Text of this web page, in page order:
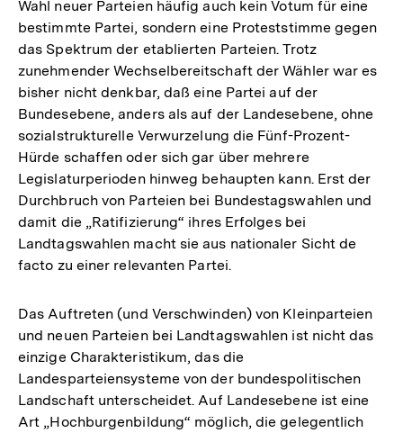
Wahl neuer Parteien häufig auch kein Votum für eine
bestimmte Partei, sondern eine Proteststimme gegen
das Spektrum der etablierten Parteien. Trotz
zunehmender Wechselbereitschaft der Wähler war es
bisher nicht denkbar, daß eine Partei auf der
Bundesebene, anders als auf der Landesebene, ohne
sozialstrukturelle Verwurzelung die Fünf-Prozent-
Hürde schaffen oder sich gar über mehrere
Legislaturperioden hinweg behaupten kann. Erst der
Durchbruch von Parteien bei Bundestagswahlen und
damit die „Ratifizierung“ ihres Erfolges bei
Landtagswahlen macht sie aus nationaler Sicht de
facto zu einer relevanten Partei.
Das Auftreten (und Verschwinden) von Kleinparteien
und neuen Parteien bei Landtagswahlen ist nicht das
einzige Charakteristikum, das die
Landesparteiensysteme von der bundespolitischen
Landschaft unterscheidet. Auf Landesebene ist eine
Art „Hochburgenbildung“ möglich, die gelegentlich